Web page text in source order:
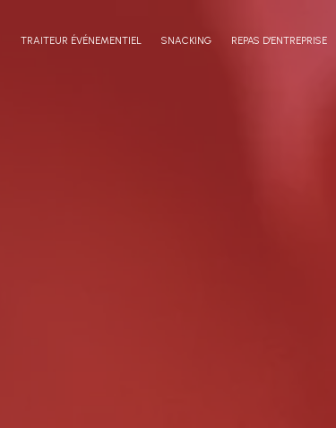
TRAITEUR ÉVÉNEMENTIEL SNACKING REPAS D'ENTREPRISE